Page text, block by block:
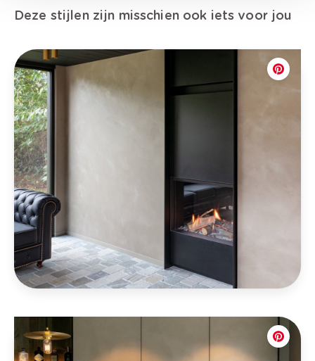
Deze stijlen zijn misschien ook iets voor jou